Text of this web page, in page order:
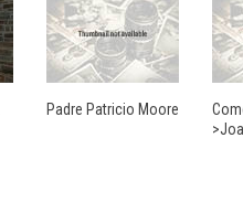
Padre Patricio Moore